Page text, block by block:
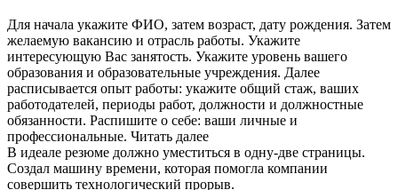
Для начала укажите ФИО, затем возраст, дату рождения. Затем
желаемую вакансию и отрасль работы. Укажите
интересующую Вас занятость. Укажите уровень вашего
образования и образовательные учреждения. Далее
расписывается опыт работы: укажите общий стаж, ваших
работодателей, периоды работ, должности и должностные
обязанности. Распишите о себе: ваши личные и
профессиональные. Читать далее
В идеале резюме должно уместиться в одну-две страницы.
Создал машину времени, которая помогла компании
совершить технологический прорыв.